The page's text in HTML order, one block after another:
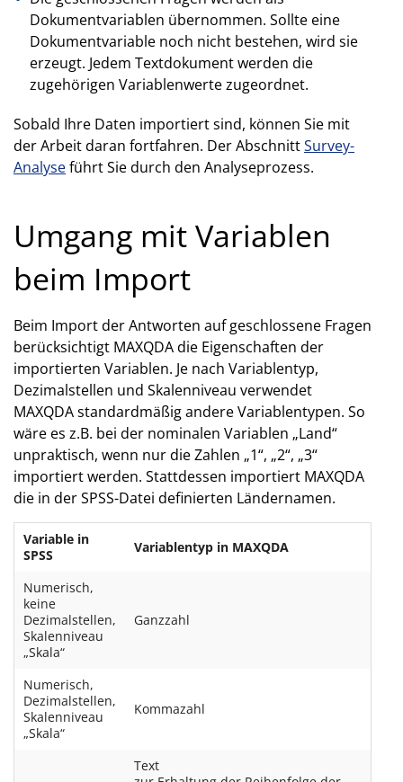
Dokumentvariablen übernommen. Sollte eine
Dokumentvariable noch nicht bestehen, wird sie
erzeugt. Jedem Textdokument werden die
zugehörigen Variablenwerte zugeordnet.
Sobald Ihre Daten importiert sind, können Sie mit
der Arbeit daran fortfahren. Der AbschnittSurvey-
Analyseführt Sie durch den Analyseprozess.
Umgang mit Variablen
beim Import
Beim Import der Antworten auf geschlossene Fragen
berücksichtigt MAXQDA die Eigenschaften der
importierten Variablen. Je nach Variablentyp,
Dezimalstellen und Skalenniveau verwendet
MAXQDA standardmäßig andere Variablentypen. So
wäre es z.B. bei der nominalen Variablen „Land“
unpraktisch, wenn nur die Zahlen „1“, „2“, „3“
importiert werden. Stattdessen importiert MAXQDA
die in der SPSS-Datei definierten Ländernamen.
Variable in
SPSS
Variablentyp in MAXQDA
Numerisch,
keine
Dezimalstellen,
Skalenniveau
„Skala“
Ganzzahl
Numerisch,
Dezimalstellen,
Skalenniveau
„Skala“
Kommazahl
Text